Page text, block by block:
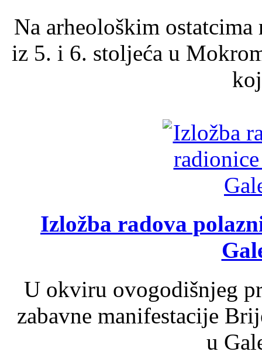
Na arheološkim
iz 5. i 6. stoljeća u
Izložba radova
U okviru ovogodišnjeg
zabavne manifestacije
u